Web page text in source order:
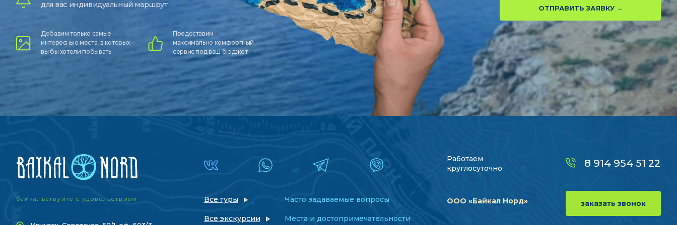
для вас индивидуальный маршрут
Добавим только самые
интересные места, в которых
вы бы хотели побывать
Предоставим
максимально комфортный
сервис под ваш бюджет
ОТПРАВИТЬ ЗАЯВКУ
байкальствуйте с удовольствием Все туры
Все экскурсии
Часто задаваемые вопросы
Места и достопримечательности
Работаем
круглосуточно
ООО «Байкал Норд»
8 914 954 51 22
заказать звонок